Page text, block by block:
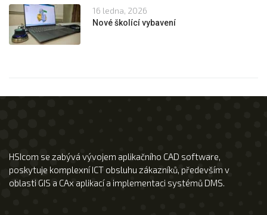
16 ledna, 2026
Nové školící vybavení
HSIcom se zabývá vývojem aplikačního CAD software,
poskytuje komplexní ICT obsluhu zákazníků, především v
oblasti GIS a CAx aplikací a implementaci systémů DMS.